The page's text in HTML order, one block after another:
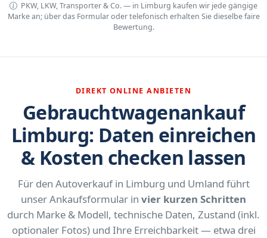
PKW, LKW, Transporter & Co. — in Limburg kaufen wir jede gängige
Marke an; über das Formular oder telefonisch erhalten Sie dieselbe faire
Bewertung.
DIREKT ONLINE ANBIETEN
Gebrauchtwagenankauf
Limburg: Daten einreichen
& Kosten checken lassen
Für den Autoverkauf in Limburg und Umland führt
unser Ankaufsformular in vier kurzen Schritten
durch Marke & Modell, technische Daten, Zustand (inkl.
optionaler Fotos) und Ihre Erreichbarkeit — etwa drei